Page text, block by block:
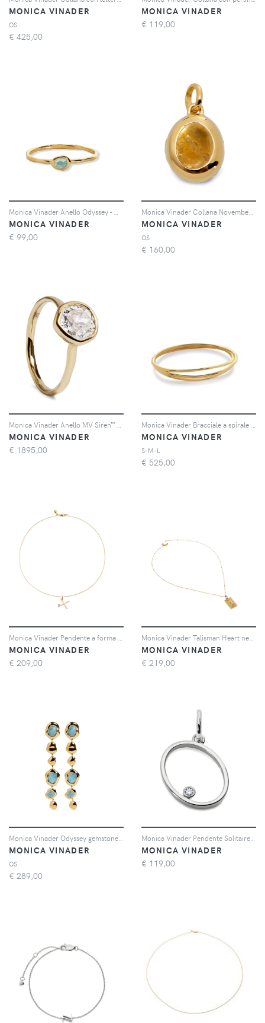
MONICA VINADER
OS
€ 425,00
MONICA VINADER
€ 119,00
MONICA VINADER
€ 99,00
MONICA VINADER
OS
€ 160,00
MONICA VINADER
€ 1895,00
MONICA VINADER
S-M-L
€ 525,00
MONICA VINADER
€ 209,00
MONICA VINADER
€ 219,00
MONICA VINADER
OS
€ 289,00
MONICA VINADER
€ 119,00